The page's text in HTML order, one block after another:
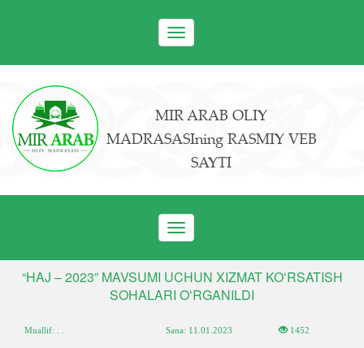
Toggle
navigation
MIR ARAB OLIY
MADRASASIning RASMIY VEB
SAYTI
Toggle
navigation
“HAJ – 2023” MAVSUMI UCHUN XIZMAT KOʻRSATISH
SOHALARI OʻRGANILDI
Muallif: . . Sana: 11.01.2023 1452